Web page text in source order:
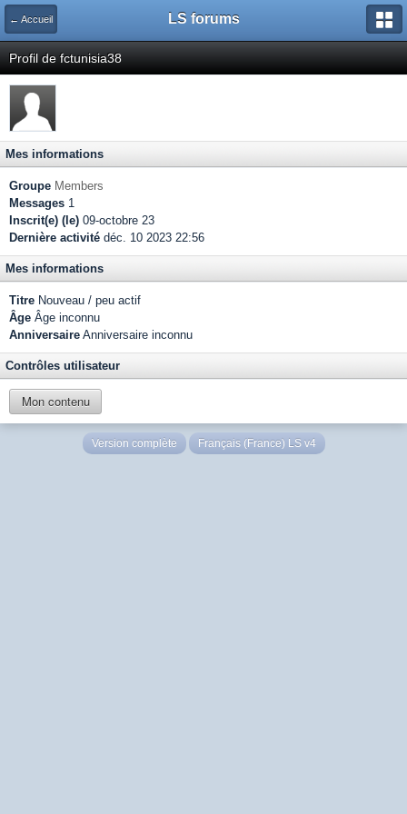
← Accueil LS forums
Profil de fctunisia38
Mes informations
Groupe Members
Messages 1
Inscrit(e) (le) 09-octobre 23
Dernière activité déc. 10 2023 22:56
Mes informations
Titre Nouveau / peu actif
Âge Âge inconnu
Anniversaire Anniversaire inconnu
Contrôles utilisateur
Mon contenu
Version complète Français (France) LS v4